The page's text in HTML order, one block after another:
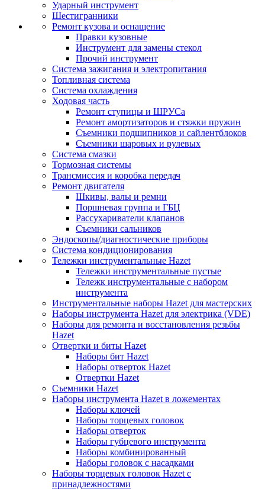
Ударный инструмент
Шестигранники
Ремонт кузова и оснащение
Правки кузовные
Инструмент для замены стекол
Прочий инструмент
Система зажигания и электропитания
Топливная система
Система охлаждения
Ходовая часть
Ремонт ступицы и ШРУСа
Ремонт амортизаторов и стяжки пружин
Съемники подшипников и сайлентблоков
Съемники шаровых и рулевых
Система смазки
Тормозная системы
Трансмиссия и коробка передач
Ремонт двигателя
Шкивы, валы и ремни
Поршневая группа и ГБЦ
Рассухариватели клапанов
Съемники сальников
Эндоскопы/диагностические приборы
Система кондиционирования
Тележки инструментальные Hazet
Тележки инструментальные пустые
Тележк инструментальные с набором
инструмента
Инструментальные наборы Hazet для мастерских
Наборы инструмента Hazet для электрика (VDE)
Наборы для ремонта и восстановления резьбы
Hazet
Отвертки и биты Hazet
Наборы бит Hazet
Наборы отверток Hazet
Отвертки Hazet
Съемники Hazet
Наборы инструмента Hazet в ложементах
Наборы ключей
Наборы торцевых головок
Наборы отверток
Наборы губцевого инструмента
Наборы комбинированный
Наборы головок с насадками
Наборы торцевых головок Hazet с
принадлежностями